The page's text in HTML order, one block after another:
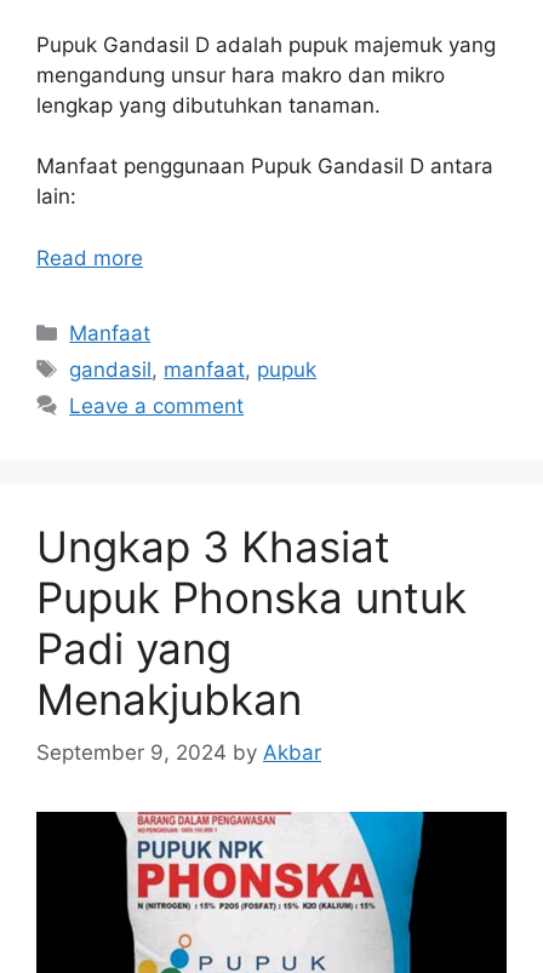
Pupuk Gandasil D adalah pupuk majemuk yang
mengandung unsur hara makro dan mikro
lengkap yang dibutuhkan tanaman.
Manfaat penggunaan Pupuk Gandasil D antara
lain:
Read more
Categories
Manfaat
Tags
gandasil, manfaat, pupuk
Leave a comment
Ungkap 3 Khasiat
Pupuk Phonska untuk
Padi yang
Menakjubkan
September 9, 2024 by Akbar